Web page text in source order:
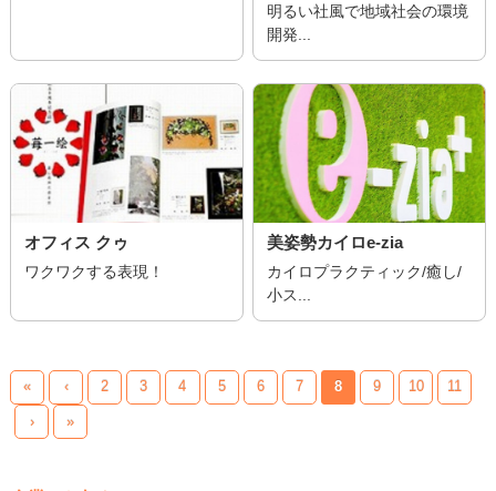
明るい社風で地域社会の環境
開発...
オフィス クゥ
ワクワクする表現！
美姿勢カイロe-zia
カイロプラクティック/癒し/
小ス...
« ‹ 2 3 4 5 6 7 8 9 10 11
› »